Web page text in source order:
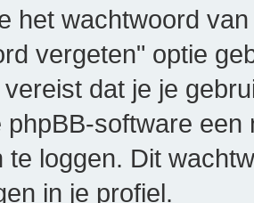
het wachtwoord
vergeten" optie
dat je je
phpBB-software
te loggen. Dit
in je profiel.